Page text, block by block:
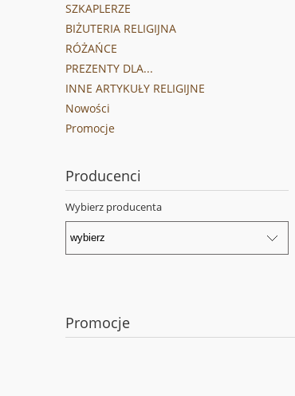
SZKAPLERZE
BIŻUTERIA RELIGIJNA
RÓŻAŃCE
PREZENTY DLA...
INNE ARTYKUŁY RELIGIJNE
Nowości
Promocje
Producenci
Wybierz producenta
Promocje